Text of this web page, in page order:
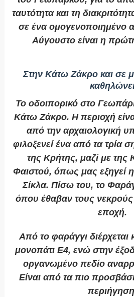
ταυτότητα και τη
σε ένα ομογενοποιημένο
Αύγουστο είναι η
Στην Κάτω Ζάκρο και σε
Το οδοιπορικό στο
Κάτω Ζάκρο. Η περιοχή
από την αρχαιολογική
φιλοξενεί ένα από τα τρία
της Κρήτης, μαζί με της
Φαιστού, όπως μας εξηγεί
Σίκλα. Πίσω του, το
όπου έθαβαν τους
εποχή.
Από το φαράγγι διέρχεται
μονοπάτι Ε4, ενώ στην
οργανωμένο πεδίο
Είναι από τα πιο